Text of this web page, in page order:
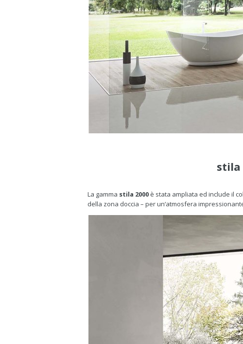
stila
La gamma stila 2000 è stata ampliata ed include il
della zona doccia – per un‘atmosfera